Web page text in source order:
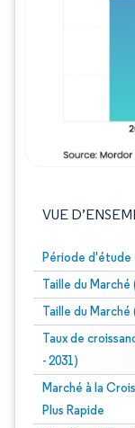
VUE
Période d'étude
Taille du Marché
Taille du Marché
Taux de
- 2031)
Marché à la
Plus Rapide